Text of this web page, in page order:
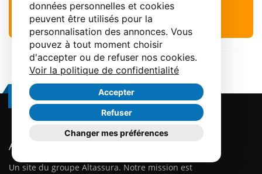
données personnelles et cookies
peuvent être utilisés pour la
personnalisation des annonces. Vous
pouvez à tout moment choisir
d'accepter ou de refuser nos cookies.
Voir la politique de confidentialité
Accepter
Refuser
Changer mes préférences
RAPPELEZ-MOI
Restez en contact
Affacturage.fr
Un site du groupe Altassura. Notre mission est